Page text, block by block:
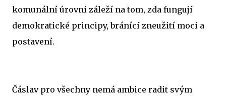
komunální úrovni záleží na tom, zda fungují
demokratické principy, bránící zneužití moci a
postavení.
Čáslav pro všechny nemá ambice radit svým